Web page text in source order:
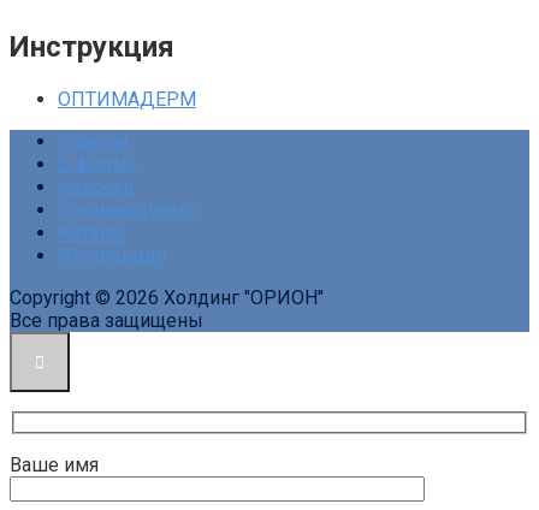
Инструкция
ОПТИМАДЕРМ
Главная
О фирме
Новости
Производители
Каталог
Инструкции
Copyright © 2026 Холдинг "ОРИОН"
Все права защищены
Ваше имя